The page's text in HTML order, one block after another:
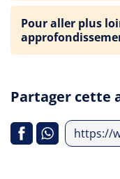
Pour aller plus
Partager cette
https://